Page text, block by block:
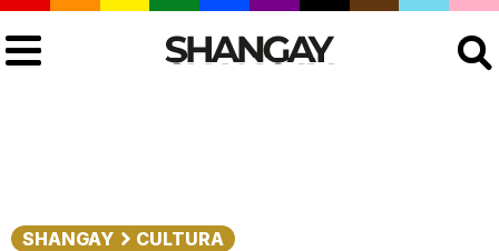
SHANGAY CULTURA